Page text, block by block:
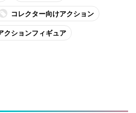
コレクター向けアクション
クションフィギュア